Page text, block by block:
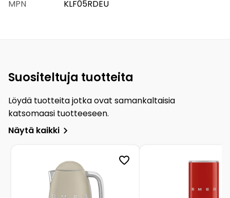
MPN KLF05RDEU
Suositeltuja tuotteita
Löydä tuotteita jotka ovat samankaltaisia
katsomaasi tuotteeseen.
Näytä kaikki